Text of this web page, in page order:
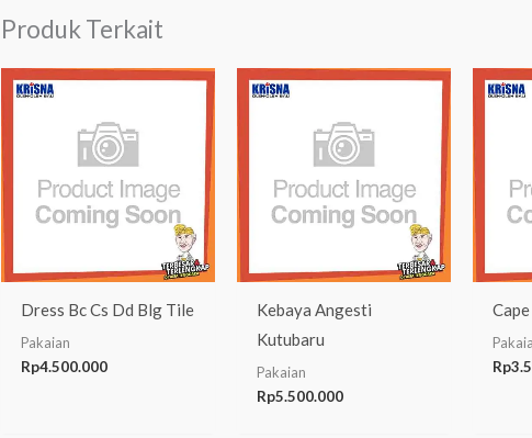
Produk Terkait
Dress Bc Cs Dd Blg Tile
Pakaian
Rp4.500.000
Kebaya Angesti
Kutubaru
Pakaian
Rp5.500.000
Rp